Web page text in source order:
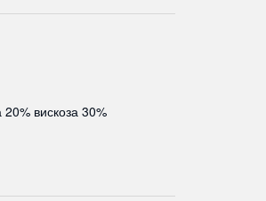
вискоза 30%